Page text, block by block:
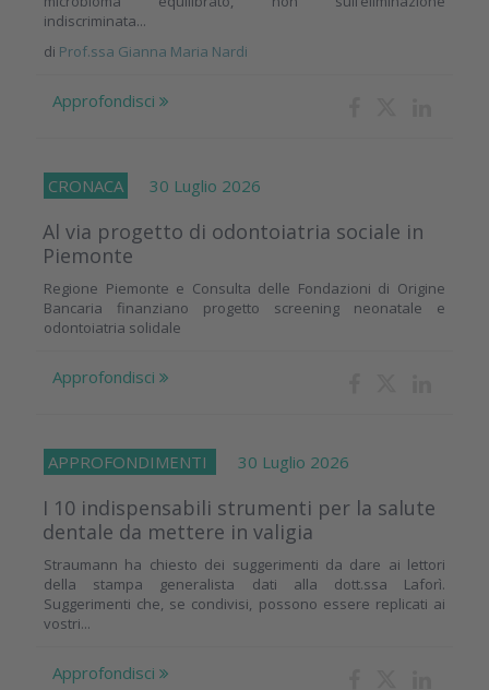
indiscriminata...
di Prof.ssa Gianna Maria Nardi
Approfondisci
CRONACA 30 Luglio 2026
Al via progetto di odontoiatria sociale in
Piemonte
Regione Piemonte e Consulta delle Fondazioni di Origine
Bancaria finanziano progetto screening neonatale e
odontoiatria solidale
Approfondisci
APPROFONDIMENTI 30 Luglio 2026
I 10 indispensabili strumenti per la salute
dentale da mettere in valigia
Straumann ha chiesto dei suggerimenti da dare ai lettori
della stampa generalista dati alla dott.ssa Laforì.
Suggerimenti che, se condivisi, possono essere replicati ai
vostri...
Approfondisci